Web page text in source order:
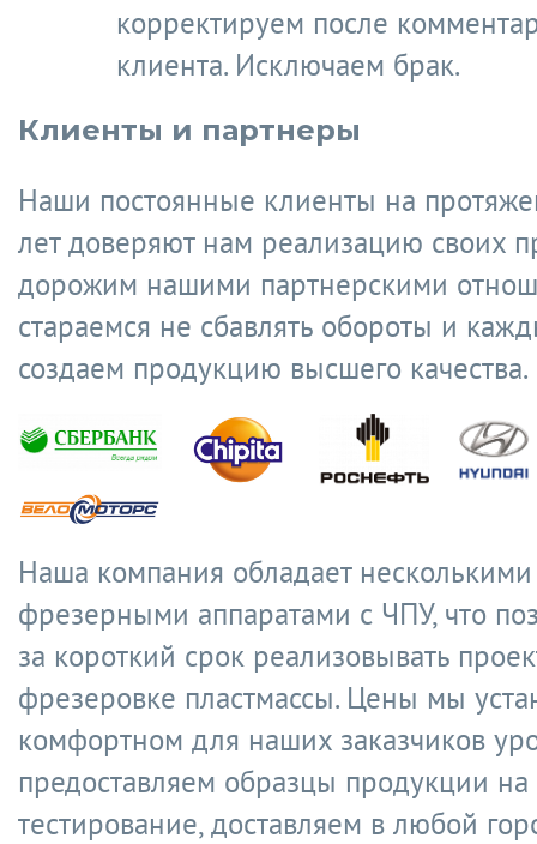
корректируем после
клиента. Исключаем брак.
Клиенты и партнеры
Наши постоянные клиенты на
лет доверяют нам реализацию своих
дорожим нашими партнерскими
стараемся не сбавлять обороты и
создаем продукцию высшего качества.
Наша компания обладает несколькими
фрезерными аппаратами с ЧПУ, что
за короткий срок реализовывать
фрезеровке пластмассы. Цены мы
комфортном для наших заказчиков
предоставляем образцы продукции на
тестирование, доставляем в любой